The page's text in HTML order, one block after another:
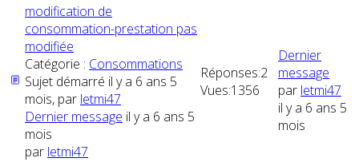
modification de
consommation-prestation pas
modifiée
Catégorie : Consommations
Sujet démarré il y a 6 ans 5
mois, par letmi47
Dernier message il y a 6 ans 5
mois
par letmi47
Réponses:2
Vues:1356
Dernier
message
par letmi47
il y a 6 ans 5
mois